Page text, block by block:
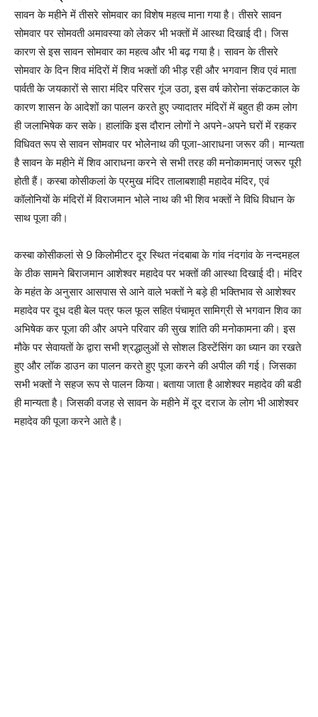
सावन के महीने में तीसरे सोमवार का विशेष महत्व माना गया है। तीसरे सावन
सोमवार पर सोमवती अमावस्या को लेकर भी भक्तों में आस्था दिखाई दी। जिस
कारण से इस सावन सोमवार का महत्व और भी बढ़ गया है। सावन के तीसरे
सोमवार के दिन शिव मंदिरों में शिव भक्तों की भीड़ रही और भगवान शिव एवं माता
पार्वती के जयकारों से सारा मंदिर परिसर गूंज उठा, इस वर्ष कोरोना संकटकाल के
कारण शासन के आदेशों का पालन करते हुए ज्यादातर मंदिरों में बहुत ही कम लोग
ही जलाभिषेक कर सके। हालांकि इस दौरान लोगों ने अपने-अपने घरों में रहकर
विधिवत रूप से सावन सोमवार पर भोलेनाथ की पूजा-आराधना जरूर की। मान्यता
है सावन के महीने में शिव आराधना करने से सभी तरह की मनोकामनाएं जरूर पूरी
होती हैं। कस्बा कोसीकलां के प्रमुख मंदिर तालाबशाही महादेव मंदिर, एवं
कॉलोनियों के मंदिरों में विराजमान भोले नाथ की भी शिव भक्तों ने विधि विधान के
साथ पूजा की।
कस्बा कोसीकलां से 9 किलोमीटर दूर स्थित नंदबाबा के गांव नंदगांव के नन्दमहल
के ठीक सामने बिराजमान आशेश्वर महादेव पर भक्तों की आस्था दिखाई दी। मंदिर
के महंत के अनुसार आसपास से आने वाले भक्तों ने बड़े ही भक्तिभाव से आशेश्वर
महादेव पर दूध दही बेल पत्र फल फूल सहित पंचामृत सामिग्री से भगवान शिव का
अभिषेक कर पूजा की और अपने परिवार की सुख शांति की मनोकामना की। इस
मौके पर सेवायतों के द्वारा सभी श्रद्धालुओं से सोशल डिस्टेंसिंग का ध्यान का रखते
हुए और लॉक डाउन का पालन करते हुए पूजा करने की अपील की गई। जिसका
सभी भक्तों ने सहज रूप से पालन किया। बताया जाता है आशेश्वर महादेव की बडी
ही मान्यता है। जिसकी वजह से सावन के महीने में दूर दराज के लोग भी आशेश्वर
महादेव की पूजा करने आते है।